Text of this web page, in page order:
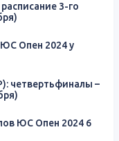
3-го
ЮС Опен 2024 у
четвертьфиналы –
ЮС Опен 2024 6